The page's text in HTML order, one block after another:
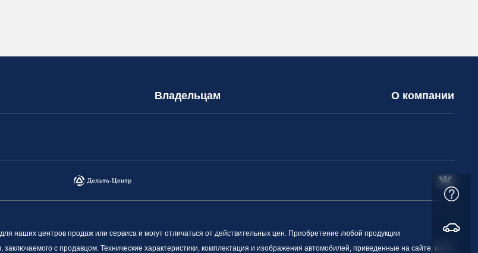
Владельцам О компании
центров продаж или сервиса и могут отличаться от действительных цен. Приобретение любой продукции
с продавцом. Технические характеристики, комплектация и изображения автомобилей, приведенные на сайте, могут